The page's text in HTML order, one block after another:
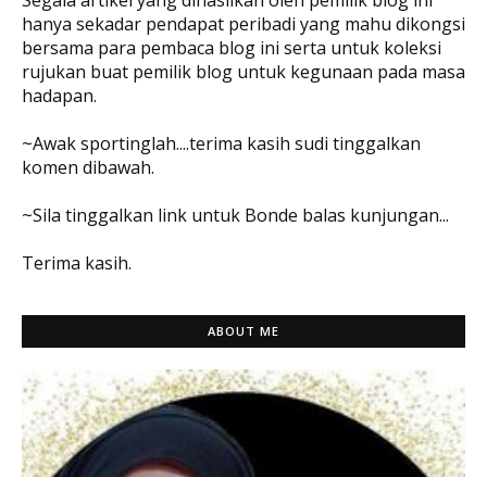
hanya sekadar pendapat peribadi yang mahu dikongsi
bersama para pembaca blog ini serta untuk koleksi
rujukan buat pemilik blog untuk kegunaan pada masa
hadapan.
~Awak sportinglah....terima kasih sudi tinggalkan
komen dibawah.
~Sila tinggalkan link untuk Bonde balas kunjungan...
Terima kasih.
ABOUT ME